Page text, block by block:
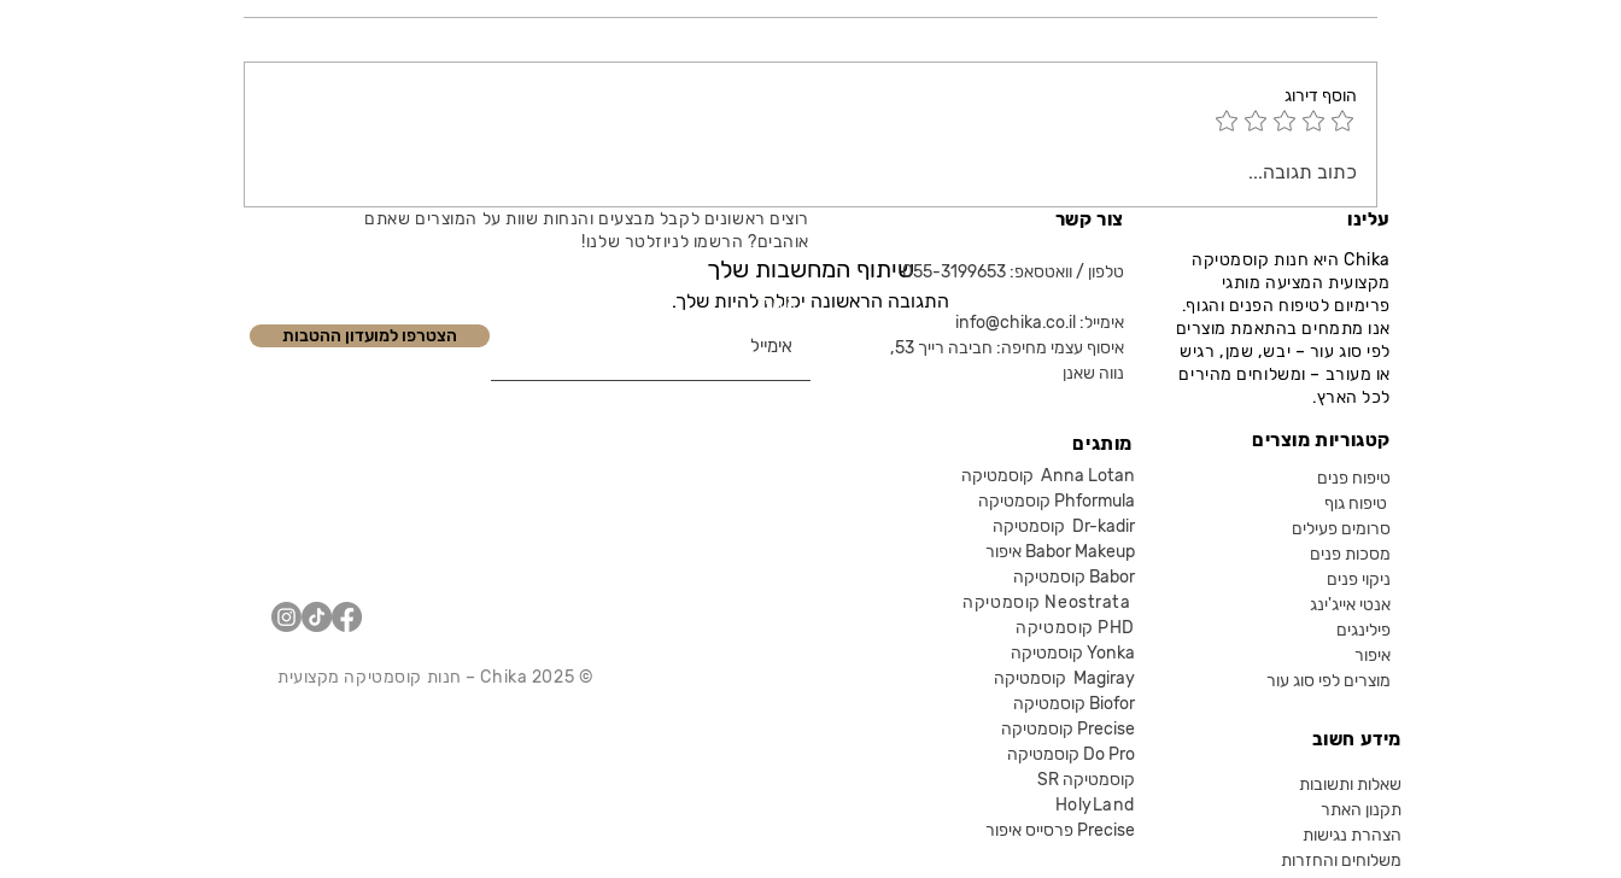
הוסף דירוג
כתוב תגובה...
שיתוף המחשבות שלך
התגובה הראשונה יכולה להיות שלך.
רוצים ראשונים לקבל מבצעים והנחות שוות על המוצרים שאתם
אוהבים? הרשמו לניוזלטר שלנו!
הצטרפו למועדון ההטבות
אימייל
© 2025 Chika – חנות קוסמטיקה מקצועית
צור קשר
טלפון / וואטסאפ: 055-3199653
אימייל: info@chika.co.il
איסוף עצמי מחיפה: חביבה רייך 53,
נווה שאנן
מותגים
קוסמטיקה Anna Lotan
קוסמטיקה Phformula
קוסמטיקה Dr-kadir
איפור Babor Makeup
קוסמטיקה Babor
קוסמטיקה Neostrata
קוסמטיקה PHD
קוסמטיקה Yonka
Magiray
קוסמטיקה Biofor
קוסמטיקה Precise
קוסמטיקה Do Pro
SR קוסמטיקה
HolyLand
פרסייס איפור Precise
עלינו
Chika היא חנות קוסמטיקה
מקצועית המציעה מותגי
פרימיום לטיפוח הפנים והגוף.
אנו מתמחים בהתאמת מוצרים
לפי סוג עור – יבש, שמן, רגיש
או מעורב – ומשלוחים מהירים
לכל הארץ.
קטגוריות מוצרים
טיפוח פנים
טיפוח גוף
סרומים פעילים
מסכות פנים
ניקוי פנים
אנטי אייג'ינג
פילינגים
איפור
מוצרים לפי סוג עור
מידע חשוב
שאלות ותשובות
תקנון האתר
הצהרת נגישות
משלוחים והחזרות